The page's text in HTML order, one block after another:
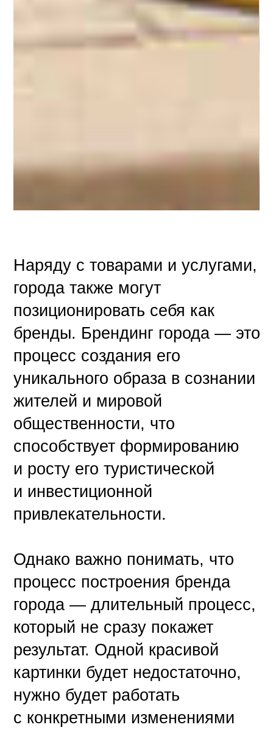
Наряду с товарами и услугами,
города также могут
позиционировать себя как
бренды. Брендинг города — это
процесс создания его
уникального образа в сознании
жителей и мировой
общественности, что
способствует формированию
и росту его туристической
и инвестиционной
привлекательности.
Однако важно понимать, что
процесс построения бренда
города — длительный процесс,
который не сразу покажет
результат. Одной красивой
картинки будет недостаточно,
нужно будет работать
с конкретными изменениями